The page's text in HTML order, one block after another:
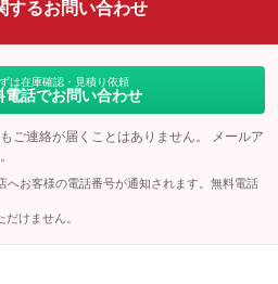
するお問い合わせ
は在庫確認・見積り依頼
電話でお問い合わせ
ご連絡が届くことはありません。 メールア
お客様の電話番号が通知されます。無料電話
けません。